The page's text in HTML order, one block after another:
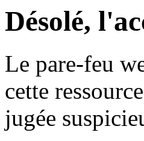
Désolé,
Le pare-feu
cette
jugée